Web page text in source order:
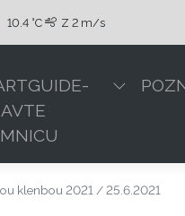
10.4 °C Z 2 m/s
klenbou 2021 / 25.6.2021